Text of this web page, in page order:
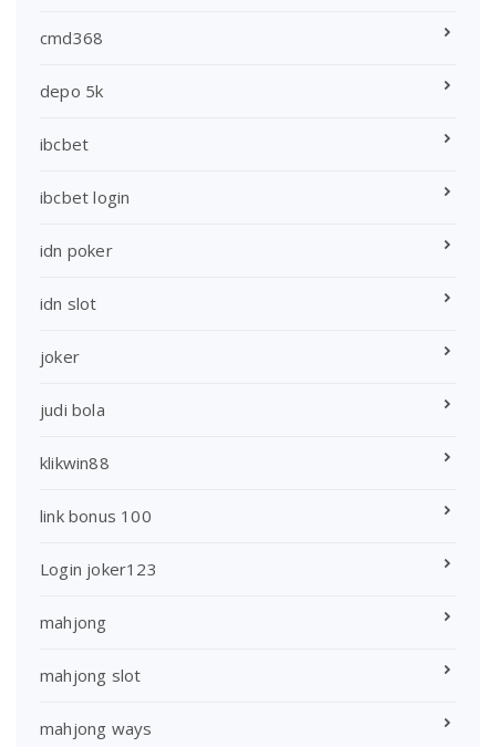
cmd368
depo 5k
ibcbet
ibcbet login
idn poker
idn slot
joker
judi bola
klikwin88
link bonus 100
Login joker123
mahjong
mahjong slot
mahjong ways